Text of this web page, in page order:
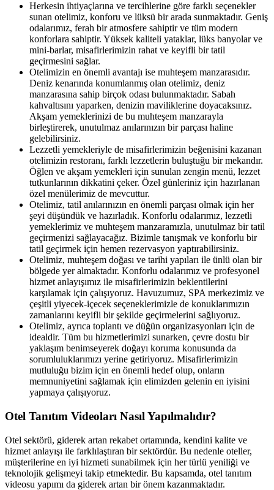
Herkesin ihtiyaçlarına ve tercihlerine göre farklı seçenekler
sunan otelimiz, konforu ve lüksü bir arada sunmaktadır. Geniş
odalarımız, ferah bir atmosfere sahiptir ve tüm modern
konforlara sahiptir. Yüksek kaliteli yataklar, lüks banyolar ve
mini-barlar, misafirlerimizin rahat ve keyifli bir tatil
geçirmesini sağlar.
Otelimizin en önemli avantajı ise muhteşem manzarasıdır.
Deniz kenarında konumlanmış olan otelimiz, deniz
manzarasına sahip birçok odası bulunmaktadır. Sabah
kahvaltısını yaparken, denizin maviliklerine doyacaksınız.
Akşam yemeklerinizi de bu muhteşem manzarayla
birleştirerek, unutulmaz anılarınızın bir parçası haline
gelebilirsiniz.
Lezzetli yemekleriyle de misafirlerimizin beğenisini kazanan
otelimizin restoranı, farklı lezzetlerin buluştuğu bir mekandır.
Öğlen ve akşam yemekleri için sunulan zengin menü, lezzet
tutkunlarının dikkatini çeker. Özel günleriniz için hazırlanan
özel menülerimiz de mevcuttur.
Otelimiz, tatil anılarınızın en önemli parçası olmak için her
şeyi düşündük ve hazırladık. Konforlu odalarımız, lezzetli
yemeklerimiz ve muhteşem manzaramızla, unutulmaz bir tatil
geçirmenizi sağlayacağız. Bizimle tanışmak ve konforlu bir
tatil geçirmek için hemen rezervasyon yaptırabilirsiniz.
Otelimiz, muhteşem doğası ve tarihi yapıları ile ünlü olan bir
bölgede yer almaktadır. Konforlu odalarımız ve profesyonel
hizmet anlayışımız ile misafirlerimizin beklentilerini
karşılamak için çalışıyoruz. Havuzumuz, SPA merkezimiz ve
çeşitli yiyecek-içecek seçeneklerimizle de konuklarımızın
zamanlarını keyifli bir şekilde geçirmelerini sağlıyoruz.
Otelimiz, ayrıca toplantı ve düğün organizasyonları için de
idealdir. Tüm bu hizmetlerimizi sunarken, çevre dostu bir
yaklaşım benimseyerek doğayı koruma konusunda da
sorumluluklarımızı yerine getiriyoruz. Misafirlerimizin
mutluluğu bizim için en önemli hedef olup, onların
memnuniyetini sağlamak için elimizden gelenin en iyisini
yapmaya çalışıyoruz.
Otel Tanıtım Videoları Nasıl Yapılmalıdır?
Otel sektörü, giderek artan rekabet ortamında, kendini kalite ve
hizmet anlayışı ile farklılaştıran bir sektördür. Bu nedenle oteller,
müşterilerine en iyi hizmeti sunabilmek için her türlü yeniliği ve
teknolojik gelişmeyi takip etmektedir. Bu kapsamda, otel tanıtım
videosu yapımı da giderek artan bir önem kazanmaktadır.